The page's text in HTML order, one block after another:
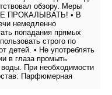
обзору. Меры
НЕ ПРОКАЛЫВАТЬ! • В
немедленно
попадания прямых
строго по
детей. • Не употреблять
в глаза промыть
При необходимости
Парфюмерная